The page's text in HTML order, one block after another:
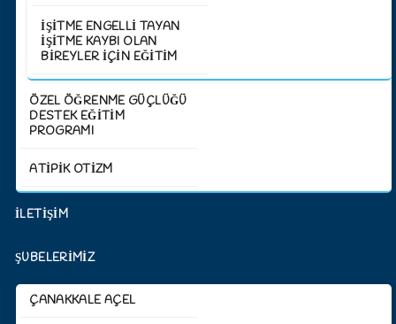
İŞITME ENGELLI TAYAN
İŞITME KAYBI OLAN
BIREYLER İÇIN EĞITIM
ÖZEL ÖĞRENME GÜÇLÜĞÜ
DESTEK EĞİTİM
PROGRAMI
ATİPİK OTİZM
İLETİŞİM
ŞUBELERİMİZ
ÇANAKKALE AÇEL